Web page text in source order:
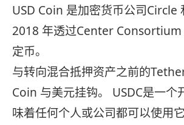
USD Coin 是加密货币公司Circle
2018 年透过Center Consortium
定币。
与转向混合抵押资产之前的
Coin 与美元挂钩。 USDC是一个
味着任何个人或公司都可以使用